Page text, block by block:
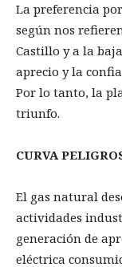
La preferencia
según nos
Castillo y a la
aprecio y la
Por lo tanto, la
triunfo.
CURVA
El gas natural
actividades
generación de
eléctrica